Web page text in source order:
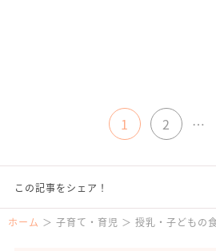
1 2 …
この記事をシェア！
ホーム 子育て・育児 授乳・子どもの